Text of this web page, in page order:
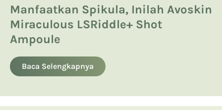
Laser Effect Serum, Miraculous
Advanced LSRiddle+ Shot Ampoule
Baca Selengkapnya
Kandungan Skincare yang Boleh
dan Tidak Boleh untuk Ibu Hamil
Baca Selengkapnya
Manfaatkan Spikula, Inilah Avoskin
Miraculous LSRiddle+ Shot
Ampoule
Baca Selengkapnya
Product Knowledge
13 List Produk Avoskin Terbaik dan
Terlaris